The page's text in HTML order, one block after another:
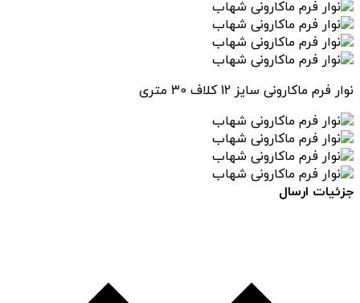
نوار فرم ماکارونی سایز 12 کلاف 30 متری
جزئیات ارسال